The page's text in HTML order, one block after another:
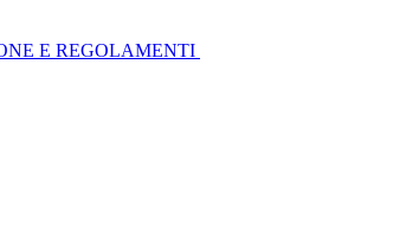
E REGOLAMENTI